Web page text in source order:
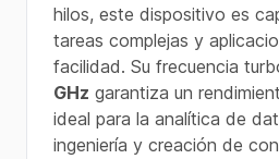
hilos, este dispositivo es
tareas complejas y
facilidad. Su frecuencia
GHz garantiza un
ideal para la analítica de
ingeniería y creación de